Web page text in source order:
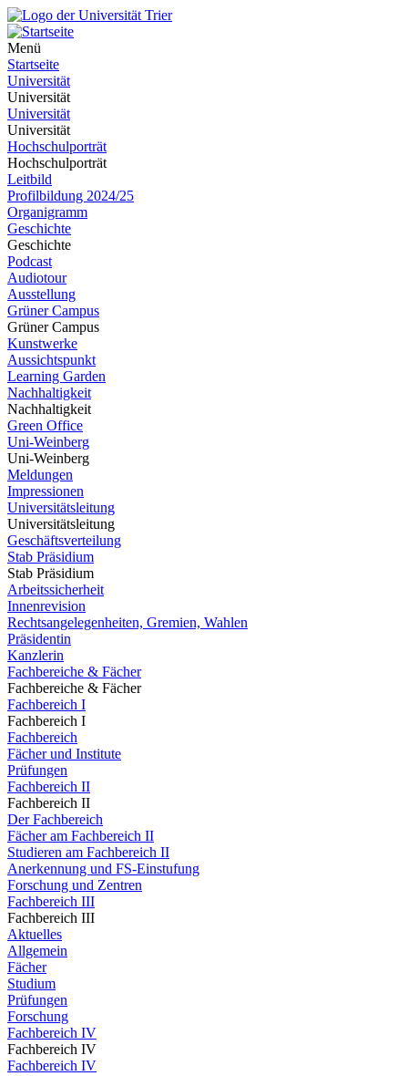
Menü
Startseite
Universität
Universität
Universität
Universität
Hochschulporträt
Hochschulporträt
Leitbild
Profilbildung 2024/25
Organigramm
Geschichte
Geschichte
Podcast
Audiotour
Ausstellung
Grüner Campus
Grüner Campus
Kunstwerke
Aussichtspunkt
Learning Garden
Nachhaltigkeit
Nachhaltigkeit
Green Office
Uni-Weinberg
Uni-Weinberg
Meldungen
Impressionen
Universitätsleitung
Universitätsleitung
Geschäftsverteilung
Stab Präsidium
Stab Präsidium
Arbeitssicherheit
Innenrevision
Rechtsangelegenheiten, Gremien, Wahlen
Präsidentin
Kanzlerin
Fachbereiche & Fächer
Fachbereiche & Fächer
Fachbereich I
Fachbereich I
Fachbereich
Fächer und Institute
Prüfungen
Fachbereich II
Fachbereich II
Der Fachbereich
Fächer am Fachbereich II
Studieren am Fachbereich II
Anerkennung und FS-Einstufung
Forschung und Zentren
Fachbereich III
Fachbereich III
Aktuelles
Allgemein
Fächer
Studium
Prüfungen
Forschung
Fachbereich IV
Fachbereich IV
Fachbereich IV